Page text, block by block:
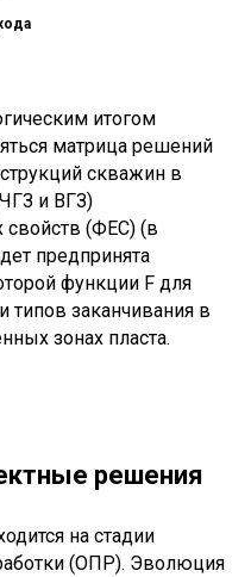
итогом
матрица решений
скважин в
и ВГЗ)
свойств (ФЕС) (в
предпринята
функции F для
типов заканчивания в
зонах пласта.
решения
на стадии
(ОПР). Эволюция